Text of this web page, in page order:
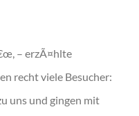
– erzÃ¤hlte
recht viele Besucher:
uns und gingen mit